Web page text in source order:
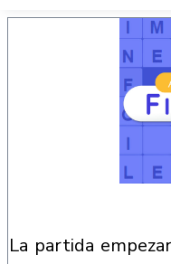
la partida